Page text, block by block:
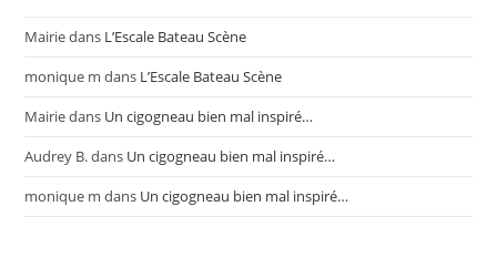
Mairiedans L’Escale Bateau Scène
monique m dans L’Escale Bateau Scène
Mairiedans Un cigogneau bien mal inspiré…
Audrey B.dans Un cigogneau bien mal inspiré…
monique m dans Un cigogneau bien mal inspiré…